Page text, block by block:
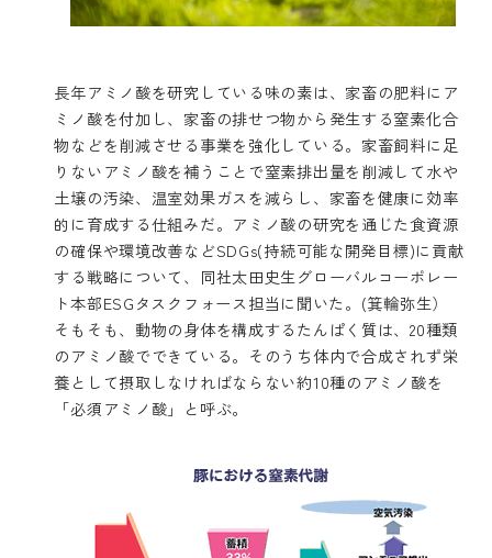
長年アミノ酸を研究している味の素は、家畜の肥料にア
ミノ酸を付加し、家畜の排せつ物から発生する窒素化合
物などを削減させる事業を強化している。家畜飼料に足
りないアミノ酸を補うことで窒素排出量を削減して水や
土壌の汚染、温室効果ガスを減らし、家畜を健康に効率
的に育成する仕組みだ。アミノ酸の研究を通じた食資源
の確保や環境改善などSDGs(持続可能な開発目標)に貢献
する戦略について、同社太田史生グローバルコーポレー
ト本部ESGタスクフォース担当に聞いた。(箕輪弥生）
そもそも、動物の身体を構成するたんぱく質は、20種類
のアミノ酸でできている。そのうち体内で合成されず栄
養として摂取しなければならない約10種のアミノ酸を
「必須アミノ酸」と呼ぶ。